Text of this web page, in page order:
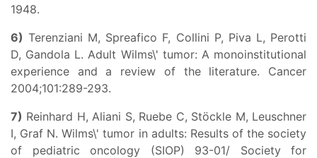
1948.
6) Terenziani M, Spreafico F, Collini P, Piva L, Perotti
D, Gandola L. Adult Wilms\' tumor: A monoinstitutional
experience and a review of the literature. Cancer
2004;101:289-293.
7) Reinhard H, Aliani S, Ruebe C, Stöckle M, Leuschner
I, Graf N. Wilms\' tumor in adults: Results of the society
of pediatric oncology (SIOP) 93-01/ Society for